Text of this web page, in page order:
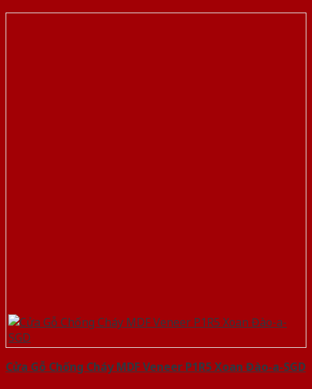
Cửa Gỗ Chống Cháy MDF Veneer P1R5 Xoan Đào-a-SGD